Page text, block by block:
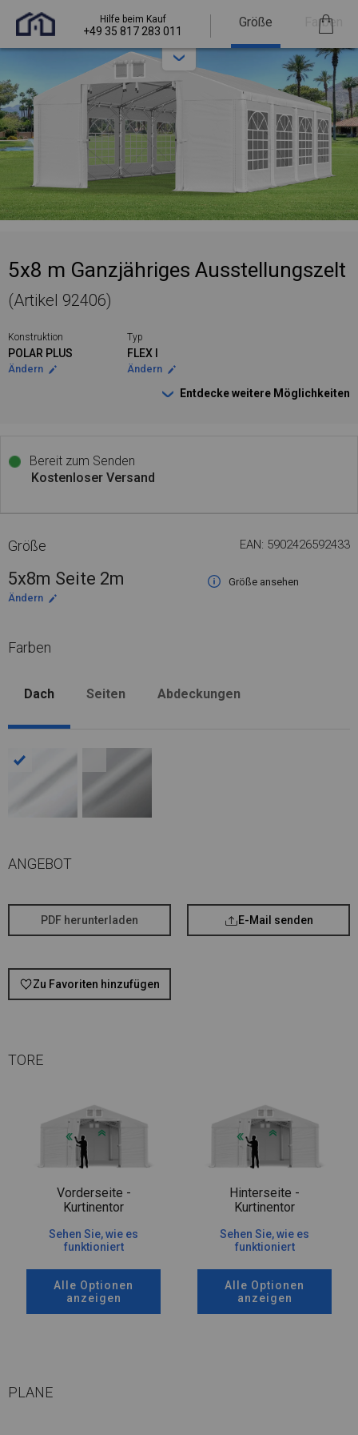
Hilfe beim Kauf
+49 35 817 283 011
Größe Farben
5x8 m Ganzjähriges Ausstellungszelt
(Artikel 92406)
Konstruktion
POLAR PLUS
Ändern
Typ
FLEX I
Ändern
Entdecke weitere Möglichkeiten
Bereit zum Senden
Kostenloser Versand
Größe EAN: 5902426592433
5x8m Seite 2m
Größe ansehen
Ändern
Farben
Dach Seiten Abdeckungen
ANGEBOT
PDF herunterladen E-Mail senden
Zu Favoriten hinzufügen
TORE
Vorderseite -
Kurtinentor
Sehen Sie, wie es
funktioniert
Alle Optionen
anzeigen
Hinterseite -
Kurtinentor
Sehen Sie, wie es
funktioniert
Alle Optionen
anzeigen
PLANE